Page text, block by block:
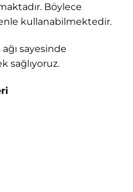
Böylece
kullanabilmektedir.
sayesinde
sağlıyoruz.